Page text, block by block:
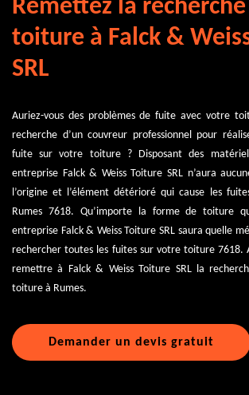
Remettez la
toiture à Falck &
SRL
Auriez-vous des problèmes de fuite avec votre
recherche d’un couvreur professionnel pour
fuite sur votre toiture ? Disposant des
entreprise Falck & Weiss Toiture SRL n’aura
l’origine et l’élément détérioré qui cause les
Rumes 7618. Qu’importe la forme de toiture
entreprise Falck & Weiss Toiture SRL saura quelle
rechercher toutes les fuites sur votre toiture 7618.
remettre à Falck & Weiss Toiture SRL la
toiture à Rumes.
Demander un devis gratuit